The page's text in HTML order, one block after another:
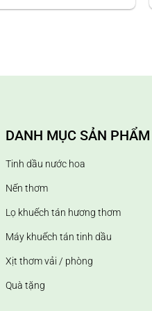
DANH MỤC SẢN PHẨM
Tinh dầu nước hoa
Nến thơm
Lọ khuếch tán hương thơm
Máy khuếch tán tinh dầu
Xịt thơm vải / phòng
Quà tặng